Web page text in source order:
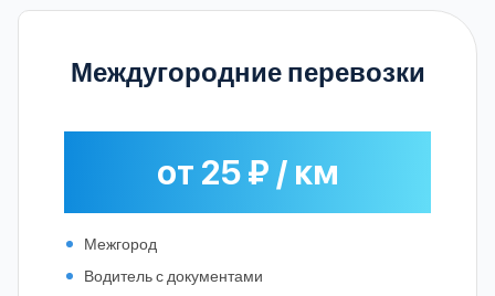
Междугородние перевозки
от 25 ₽ / км
Межгород
Водитель с документами